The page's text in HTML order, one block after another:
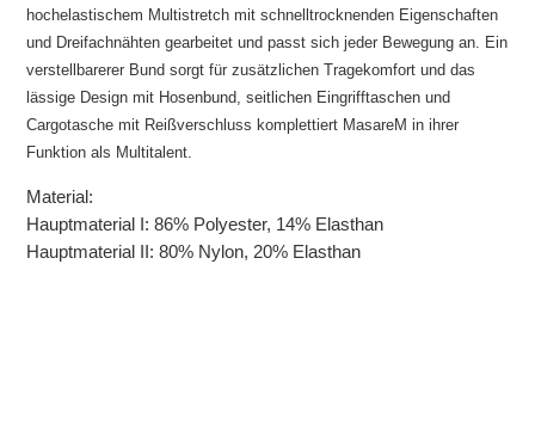
hochelastischem Multistretch mit schnelltrocknenden Eigenschaften
und Dreifachnähten gearbeitet und passt sich jeder Bewegung an. Ein
verstellbarerer Bund sorgt für zusätzlichen Tragekomfort und das
lässige Design mit Hosenbund, seitlichen Eingrifftaschen und
Cargotasche mit Reißverschluss komplettiert MasareM in ihrer
Funktion als Multitalent.
Material:
Hauptmaterial I: 86% Polyester, 14% Elasthan
Hauptmaterial II: 80% Nylon, 20% Elasthan